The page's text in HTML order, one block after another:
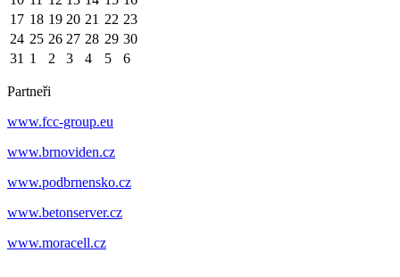
17 18 19 20 21 22 23
24 25 26 27 28 29 30
31 1 2 3 4 5 6
Partneři
www.fcc-group.eu
www.brnoviden.cz
www.podbrnensko.cz
www.betonserver.cz
www.moracell.cz